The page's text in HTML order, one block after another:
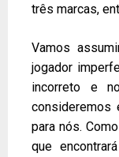
três marcas,
Vamos
jogador
incorreto e
consideremos
para nós.
que